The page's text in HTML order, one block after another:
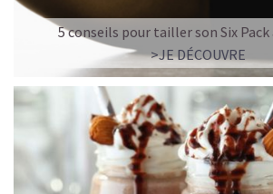
5 conseils pour tailler son Six
>JE DÉCOUVRE